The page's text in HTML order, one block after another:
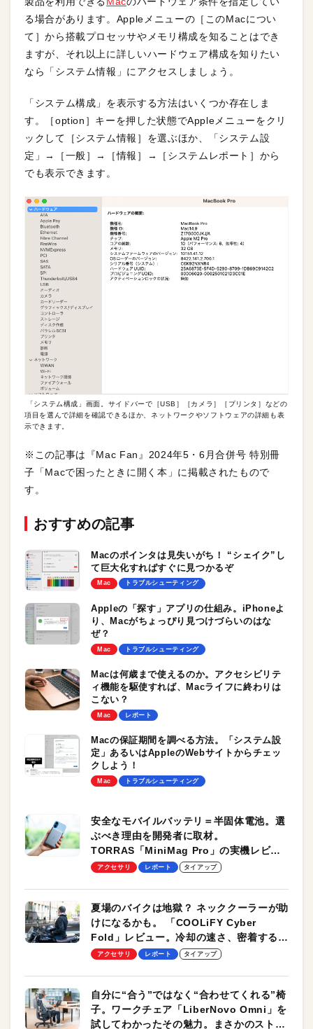
る場合があります。Appleメニューの［このMacについ
て］から搭載プロセッサやメモリ構成を知ることはでき
ますが、それ以上に詳しいハードウェア構成を知りたい
なら「システム情報」にアクセスしましょう。
「システム構成」を表示する方法はいくつか存在しま
す。［option］キーを押した状態でAppleメニューをクリ
ックして［システム情報］を選ぶほか、「システム設
定」→［一般］→［情報］→［システムレポート］から
でも表示できます。
「システム構成」画面。サイドバーで［USB］［カメラ］［プリンタ］などの
項目を選んで詳細を確認できるほか、ネットワークやソフトウェアの詳細も表
示できます。
※この記事は『Mac Fan』2024年5・6月合併号 特別冊
子「Macで困ったときに開く本」に掲載されたもので
す。
おすすめの記事
Macのポインタは見失いがち！ “シェイク”し
て巨大化すればすぐに見つかるぞ
Mac トラブルシューティング
Appleの「探す」アプリの仕組み。iPhoneよ
り、Macがちょっぴり見つけづらいのはな
ぜ？
Mac トラブルシューティング
Macは何歳まで使えるのか。アクセシビリテ
ィ機能を駆使すれば、Macライフに終わりは
こない？
Mac レポート
Macの保証期間を調べる方法。「システム設
定」あるいはAppleのWebサイトからチェッ
クしよう！
Mac トラブルシューティング
安全なモバイルバッテリ＝半固体電池。選
ぶべき理由を開発者に取材。
TORRAS「MiniMag Pro」の実機レビュ
ーも
アクセサリ レポート タイアップ
夏場のバイクは地獄？ ネッククーラーが助
けになるかも。 「COOLiFY Cyber
Fold」レビュー。冷却の速さ、密着する冷
却プレート、シンプルな操作性がグッド！
アクセサリ レポート タイアップ
自分に“合う”ではなく“合わせてくれる”椅
子。ワークチェア「LiberNovo Omni」を
試してわかったその魅力。まさかのストレ